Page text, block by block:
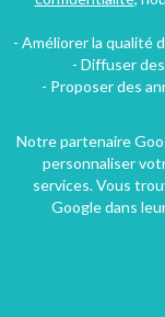
- Améliorer la qualité
- Diffuser
- Proposer des
Notre partenaire
personnaliser
services. Vous
Google dans